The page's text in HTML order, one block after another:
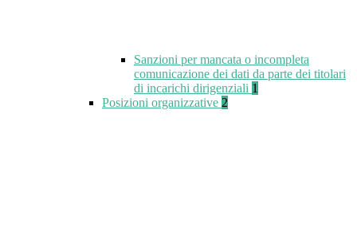
Sanzioni per mancata o incompleta
comunicazione dei dati da parte dei titolari
di incarichi dirigenziali 1
Posizioni organizzative 2